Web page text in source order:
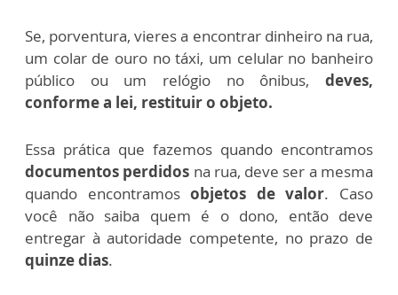
Se, porventura, vieres a encontrar dinheiro na rua,
um colar de ouro no táxi, um celular no banheiro
público ou um relógio no ônibus, deves,
conforme a lei, restituir o objeto.
Essa prática que fazemos quando encontramos
documentos perdidos na rua, deve ser a mesma
quando encontramosobjetos de valor. Caso
você não saiba quem é o dono, então deve
entregar à autoridade competente, no prazo de
quinze dias.